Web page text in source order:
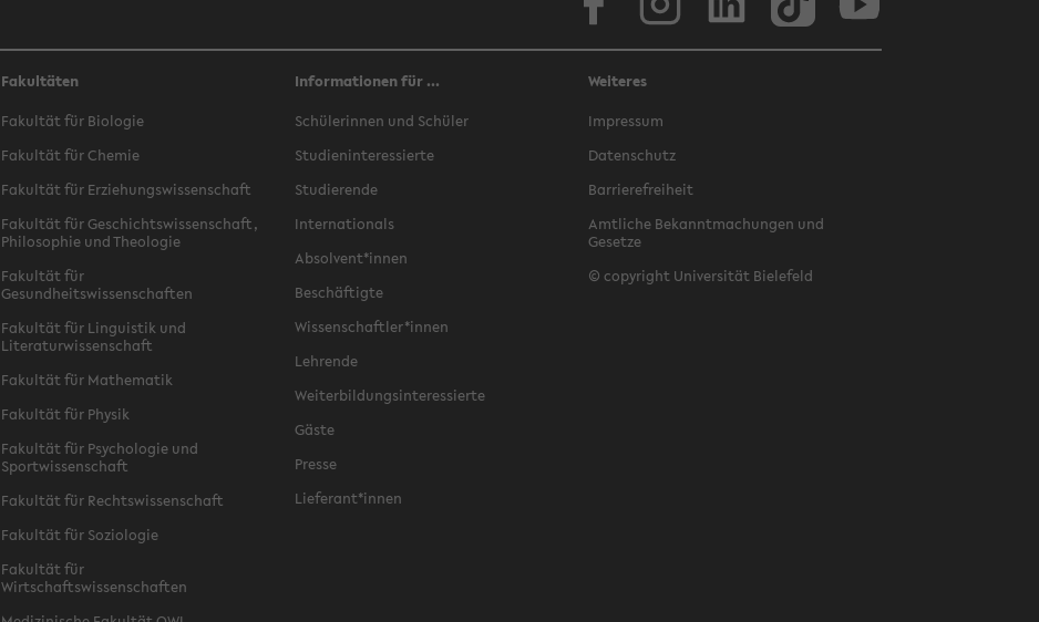
Fakultäten
Fakultät für Biologie
Fakultät für Chemie
Fakultät für Erziehungswissenschaft
Fakultät für Geschichtswissenschaft,
Philosophie und Theologie
Fakultät für
Gesundheitswissenschaften
Fakultät für Linguistik und
Literaturwissenschaft
Fakultät für Mathematik
Fakultät für Physik
Fakultät für Psychologie und
Sportwissenschaft
Fakultät für Rechtswissenschaft
Fakultät für Soziologie
Fakultät für
Wirtschaftswissenschaften
Informationen für ...
Schülerinnen und Schüler
Studieninteressierte
Studierende
Internationals
Absolvent*innen
Beschäftigte
Wissenschaftler*innen
Lehrende
Weiterbildungsinteressierte
Gäste
Presse
Lieferant*innen
Weiteres
Impressum
Datenschutz
Barrierefreiheit
Amtliche Bekanntmachungen und
Gesetze
© copyright Universität Bielefeld